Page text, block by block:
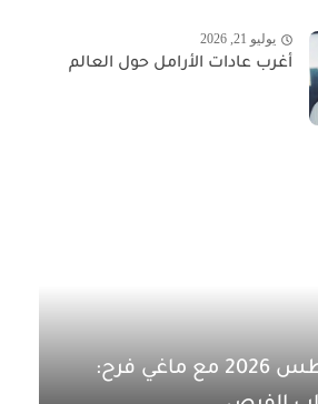
يوليو 21, 2026
أغرب عادات الأرامل حول العالم
مفاجآت أغسطس 2026 مع ماغي فرح: